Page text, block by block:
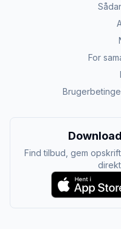
For
Find tilbud, gem